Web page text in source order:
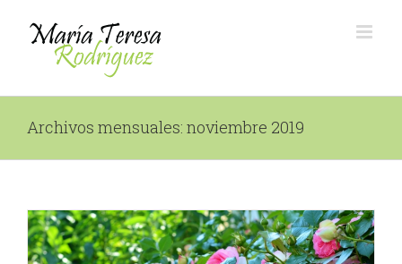
contenido
Archivos mensuales: noviembre 2019